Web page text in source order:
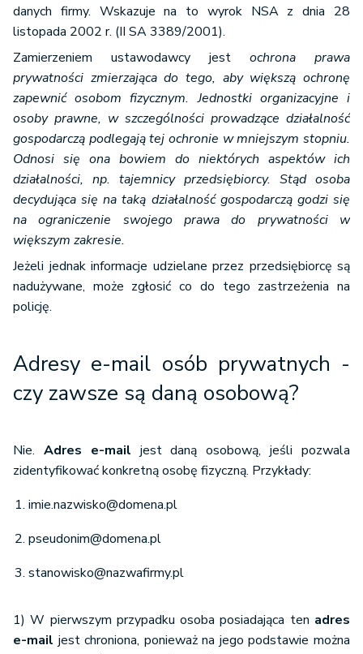
danych firmy. Wskazuje na to wyrok NSA z dnia 28
listopada 2002 r. (II SA 3389/2001).
Zamierzeniem ustawodawcy jest ochrona prawa
prywatności zmierzająca do tego, aby większą ochronę
zapewnić osobom fizycznym. Jednostki organizacyjne i
osoby prawne, w szczególności prowadzące działalność
gospodarczą podlegają tej ochronie w mniejszym stopniu.
Odnosi się ona bowiem do niektórych aspektów ich
działalności, np. tajemnicy przedsiębiorcy. Stąd osoba
decydująca się na taką działalność gospodarczą godzi się
na ograniczenie swojego prawa do prywatności w
większym zakresie.
Jeżeli jednak informacje udzielane przez przedsiębiorcę są
nadużywane, może zgłosić co do tego zastrzeżenia na
policję.
Adresy e-mail osób prywatnych -
czy zawsze są daną osobową?
Nie. Adres e-mail jest daną osobową, jeśli pozwala
zidentyfikować konkretną osobę fizyczną. Przykłady:
imie.nazwisko@domena.pl
pseudonim@domena.pl
stanowisko@nazwafirmy.pl
1) W pierwszym przypadku osoba posiadająca ten adres
e-mail jest chroniona, ponieważ na jego podstawie można